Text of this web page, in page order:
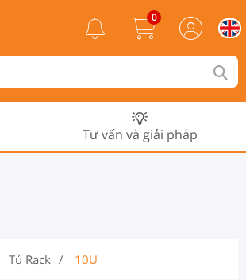
0
Tư vấn và giải pháp
Tủ Rack 10U